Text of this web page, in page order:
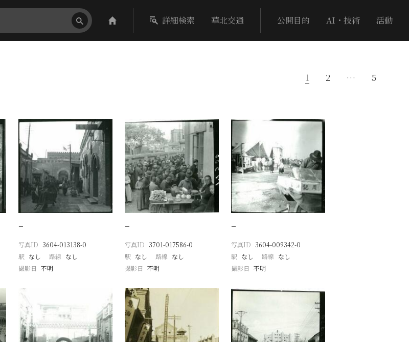
詳細検索 華北交通 公開目的 AI・技術 活動
1 2 … 5
−
写真ID 3604-013138-0
駅 なし 路線 なし
撮影日 不明
−
写真ID 3701-017586-0
駅 なし 路線 なし
撮影日 不明
−
写真ID 3604-009342-0
駅 なし 路線 なし
撮影日 不明